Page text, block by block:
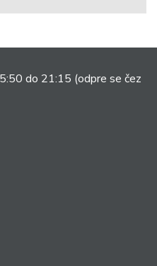
do 21:15 (odpre se čez